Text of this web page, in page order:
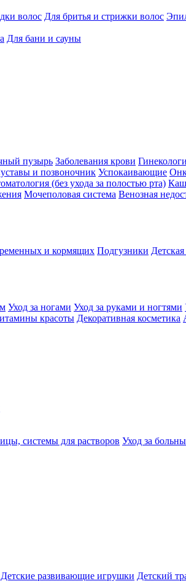
волос Для бритья и стрижки волос
Для бани и сауны
пузырь Заболевания крови
и позвоночник Успокаивающие
(без ухода за полостью рта)
Мочеполовая система Венозная
и кормящих Подгузники
Уход за ногами Уход за руками и ногтями
красоты Декоративная косметика
системы для растворов Уход за
Детские развивающие игрушки Детский